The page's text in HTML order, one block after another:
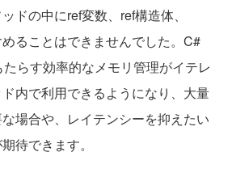
ドの中にref変数、ref構造体、
ることはできませんでした。C#
らす効率的なメモリ管理がイテレ
内で利用できるようになり、大量
場合や、レイテンシーを抑えたい
待できます。